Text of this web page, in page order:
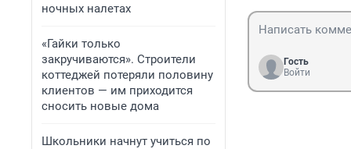
ночных налетах
«Гайки только
закручиваются». Строители
коттеджей потеряли половину
клиентов — им приходится
сносить новые дома
Школьники начнут учиться по
Гость
Войти